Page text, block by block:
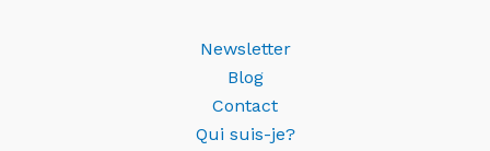
Newsletter
Blog
Contact
Qui suis-je?